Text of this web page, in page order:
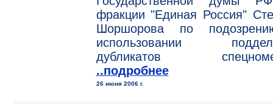
фракции "Единая Россия"
Шоршорова по
использовании
дубликатов
..подробнее
26 июня 2006 г.